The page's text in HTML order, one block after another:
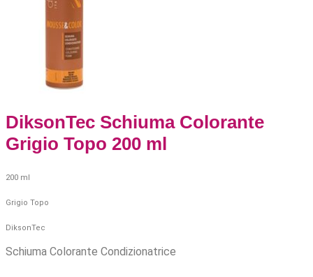
DiksonTec Schiuma Colorante
Grigio Topo 200 ml
200 ml
Grigio Topo
DiksonTec
Schiuma Colorante Condizionatrice